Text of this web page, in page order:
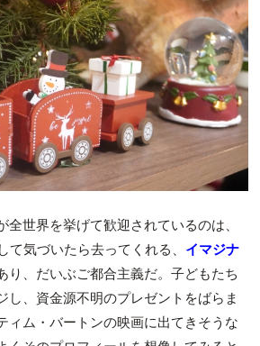
全世界を挙げて歓迎されているのは、
て気づいたら去ってくれる、 イマジナ
り、だいぶご都合主義だ。子どもたち
し、資金源不明のプレゼントをばらま
ィム・バートンの映画に出てきそうな